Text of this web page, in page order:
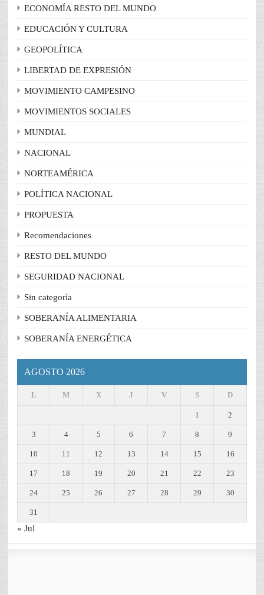
ECONOMÍA RESTO DEL MUNDO
EDUCACIÓN Y CULTURA
GEOPOLÍTICA
LIBERTAD DE EXPRESIÓN
MOVIMIENTO CAMPESINO
MOVIMIENTOS SOCIALES
MUNDIAL
NACIONAL
NORTEAMÉRICA
POLÍTICA NACIONAL
PROPUESTA
Recomendaciones
RESTO DEL MUNDO
SEGURIDAD NACIONAL
Sin categoría
SOBERANÍA ALIMENTARIA
SOBERANÍA ENERGÉTICA
AGOSTO 2026
L M X J V S D
1 2
3 4 5 6 7 8 9
10 11 12 13 14 15 16
17 18 19 20 21 22 23
24 25 26 27 28 29 30
31
« Jul